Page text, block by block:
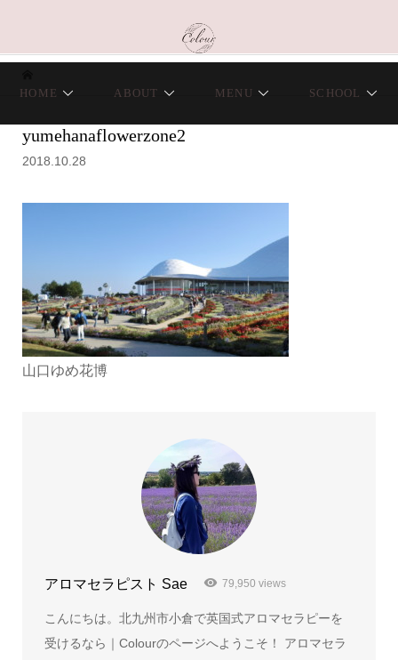
HOME ABOUT MENU SCHOOL
yumehanaflowerzone2
2018.10.28
山口ゆめ花博
アロマセラピスト Sae 79,950 views
こんにちは。北九州市小倉で英国式アロマセラピーを
受けるなら｜Colourのページへようこそ！ アロマセラ